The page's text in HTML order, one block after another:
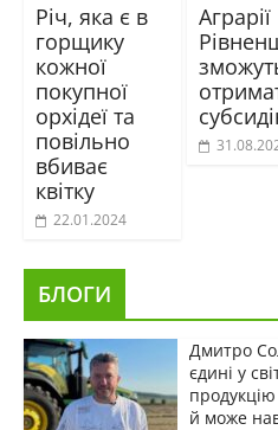
Річ, яка є в
горщику
кожної
покупної
орхідеї та
повільно
вбиває
квітку
22.01.2024
Аграрії
БЛОГИ
Дмитро
єдині у
й може